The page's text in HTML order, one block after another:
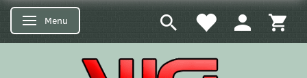
Skifte navigation
Menu